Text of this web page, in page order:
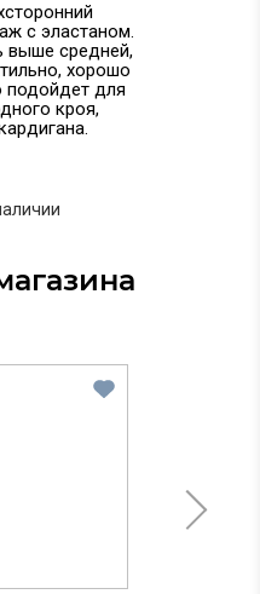
с эластаном.
выше средней,
хорошо
подойдет для
кроя,